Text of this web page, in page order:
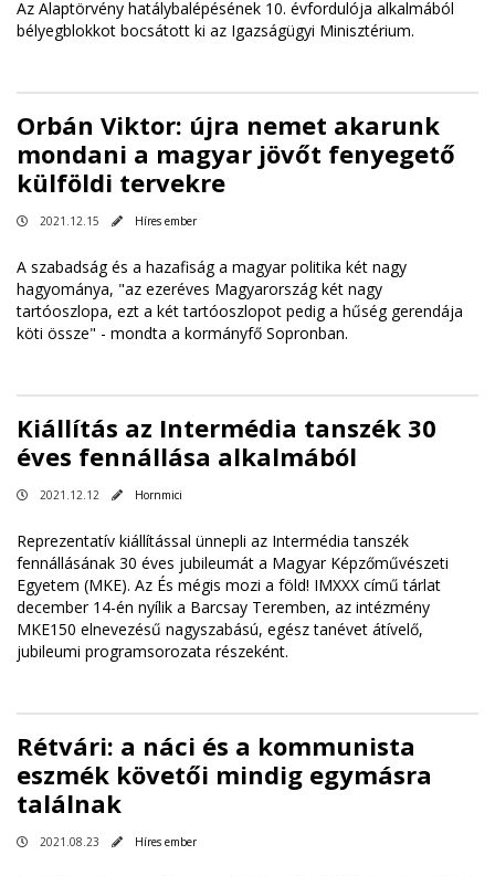
Az Alaptörvény hatálybalépésének 10. évfordulója alkalmából
bélyegblokkot bocsátott ki az Igazságügyi Minisztérium.
Orbán Viktor: újra nemet akarunk
mondani a magyar jövőt fenyegető
külföldi tervekre
2021.12.15 Híres ember
A szabadság és a hazafiság a magyar politika két nagy
hagyománya, "az ezeréves Magyarország két nagy
tartóoszlopa, ezt a két tartóoszlopot pedig a hűség gerendája
köti össze" - mondta a kormányfő Sopronban.
Kiállítás az Intermédia tanszék 30
éves fennállása alkalmából
2021.12.12 Hornmici
Reprezentatív kiállítással ünnepli az Intermédia tanszék
fennállásának 30 éves jubileumát a Magyar Képzőművészeti
Egyetem (MKE). Az És mégis mozi a föld! IMXXX című tárlat
december 14-én nyílik a Barcsay Teremben, az intézmény
MKE150 elnevezésű nagyszabású, egész tanévet átívelő,
jubileumi programsorozata részeként.
Rétvári: a náci és a kommunista
eszmék követői mindig egymásra
találnak
2021.08.23 Híres ember